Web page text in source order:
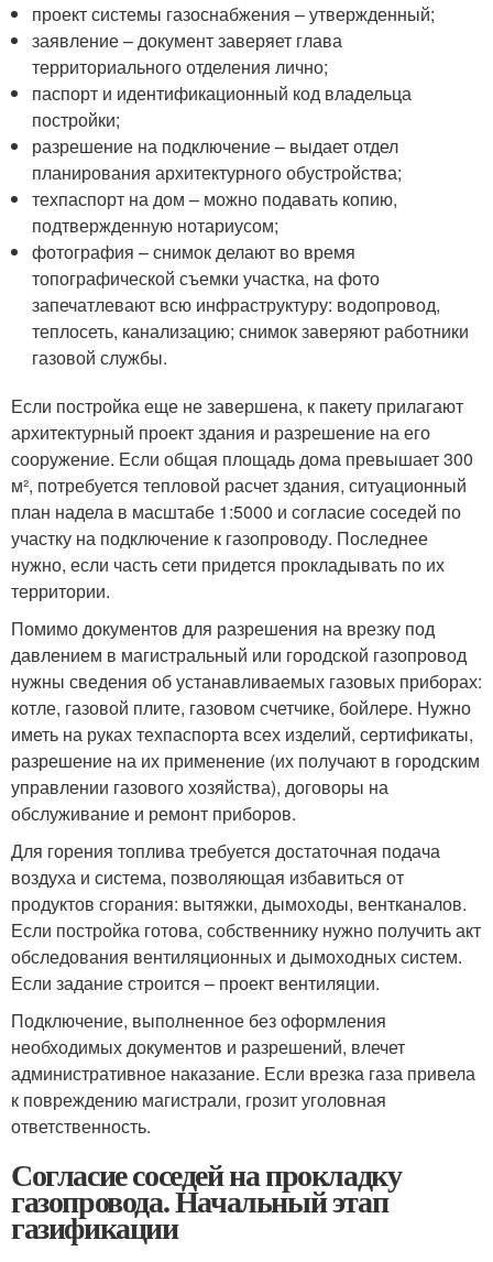
проект системы газоснабжения – утвержденный;
заявление – документ заверяет глава
территориального отделения лично;
паспорт и идентификационный код владельца
постройки;
разрешение на подключение – выдает отдел
планирования архитектурного обустройства;
техпаспорт на дом – можно подавать копию,
подтвержденную нотариусом;
фотография – снимок делают во время
топографической съемки участка, на фото
запечатлевают всю инфраструктуру: водопровод,
теплосеть, канализацию; снимок заверяют работники
газовой службы.
Если постройка еще не завершена, к пакету прилагают
архитектурный проект здания и разрешение на его
сооружение. Если общая площадь дома превышает 300
м², потребуется тепловой расчет здания, ситуационный
план надела в масштабе 1:5000 и согласие соседей по
участку на подключение к газопроводу. Последнее
нужно, если часть сети придется прокладывать по их
территории.
Помимо документов для разрешения на врезку под
давлением в магистральный или городской газопровод
нужны сведения об устанавливаемых газовых приборах:
котле, газовой плите, газовом счетчике, бойлере. Нужно
иметь на руках техпаспорта всех изделий, сертификаты,
разрешение на их применение (их получают в городским
управлении газового хозяйства), договоры на
обслуживание и ремонт приборов.
Для горения топлива требуется достаточная подача
воздуха и система, позволяющая избавиться от
продуктов сгорания: вытяжки, дымоходы, вентканалов.
Если постройка готова, собственнику нужно получить акт
обследования вентиляционных и дымоходных систем.
Если задание строится – проект вентиляции.
Подключение, выполненное без оформления
необходимых документов и разрешений, влечет
административное наказание. Если врезка газа привела
к повреждению магистрали, грозит уголовная
ответственность.
Согласие соседей на прокладку
газопровода. Начальный этап
газификации